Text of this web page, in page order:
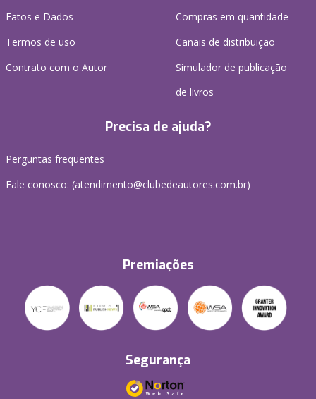
Fatos e Dados
Termos de uso
Contrato com o Autor
Compras em quantidade
Canais de distribuição
Simulador de publicação
de livros
Precisa de ajuda?
Perguntas frequentes
Fale conosco: (atendimento@clubedeautores.com.br)
Premiações
Segurança